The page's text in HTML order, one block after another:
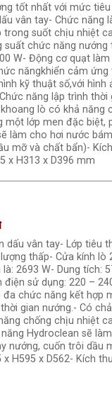
tốt nhất với mức
vân tay- Chức năng
suốt chịu nhiệt
suất chức năng
W- Động cơ quạt
năngkhiển cảm ứng
kỹ thuật số,với hình
năng lập trình thời
lò có khả năng
lớp men đặc biệt,
làm cho hơi nước
mỡ và chất bẩn)-
x H313 x D396 mm
vân tay- Lớp tiêu
thấp- Cửa kính lò
2693 W- Dung tích:
sử dụng: 220 –
chức năng kết hợp
gian nướng.- Có
chống chịu nhiệt
Hydroclean sẽ
nướng, cuốn trôi dầu
H595 x D562- Kích